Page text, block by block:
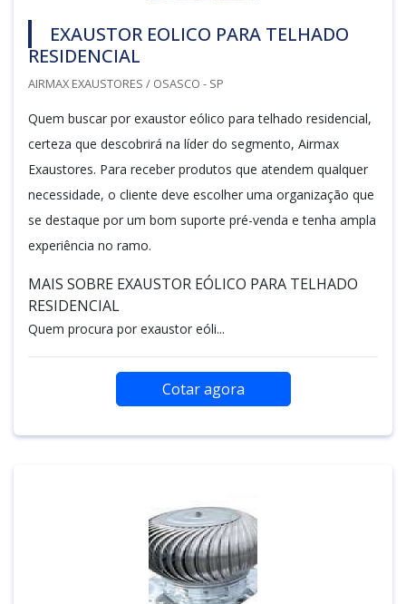
EXAUSTOR EOLICO PARA TELHADO
RESIDENCIAL
AIRMAX EXAUSTORES / OSASCO - SP
Quem buscar por exaustor eólico para telhado residencial,
certeza que descobrirá na líder do segmento, Airmax
Exaustores. Para receber produtos que atendem qualquer
necessidade, o cliente deve escolher uma organização que
se destaque por um bom suporte pré-venda e tenha ampla
experiência no ramo.
MAIS SOBRE EXAUSTOR EÓLICO PARA TELHADO
RESIDENCIAL
Quem procura por exaustor eóli...
Cotar agora